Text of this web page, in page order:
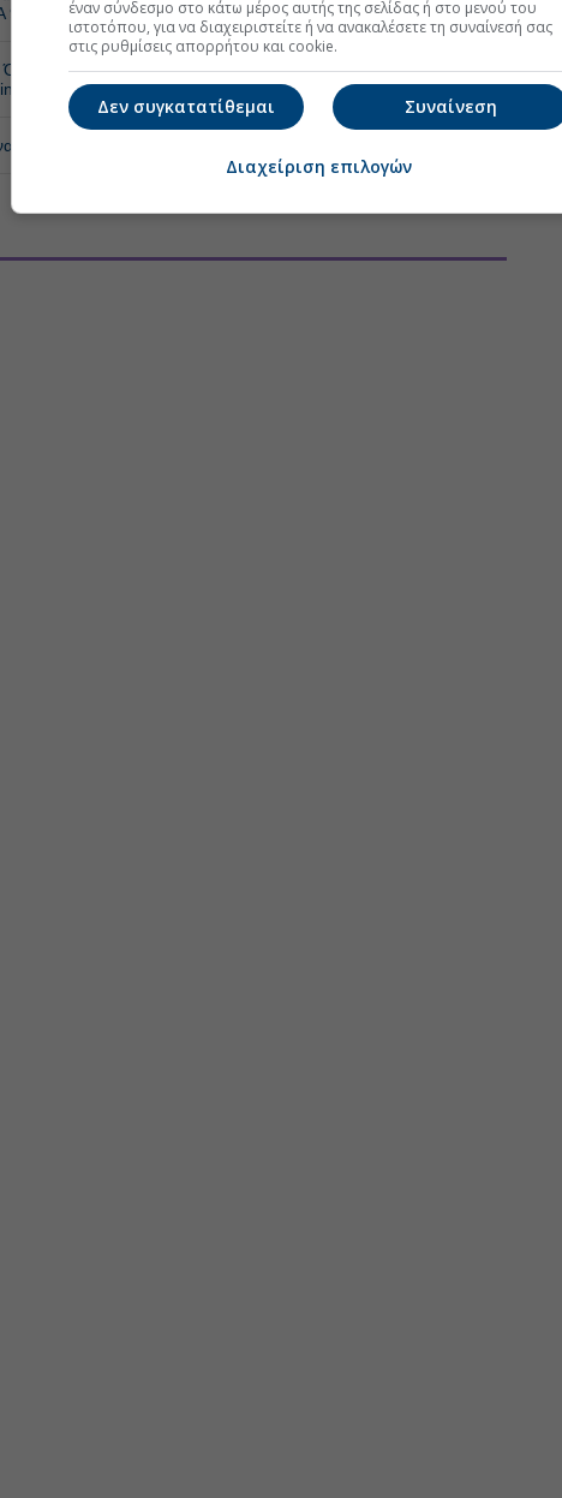
101 ν. 4548/2018)
(14:24 07/08/2026)
Fourlis ανακοινώνει τη συμφωνία για την πώληση της
Mall
(14:15 07/08/2026)
Αγοράς Ιδίων Μετοχών
έναν σύνδεσμο στο κάτω μέρος αυτής της σελίδας ή στο μενού του
ιστοτόπου, για να διαχειριστείτε ή να ανακαλέσετε τη συναίνεσή σας
στις ρυθμίσεις απορρήτου και cookie.
Συναίνεση
Δεν συγκατατίθεμαι
Διαχείριση επιλογών